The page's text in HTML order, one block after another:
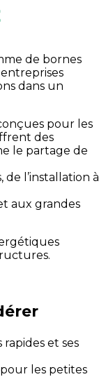
de bornes
dans un
pour les
des
le partage de
l’installation à
aux grandes
et ses
les petites